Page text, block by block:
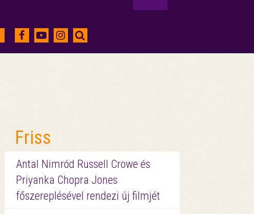
Friss
Antal Nimród Russell Crowe és
Priyanka Chopra Jones
főszereplésével rendezi új filmjét